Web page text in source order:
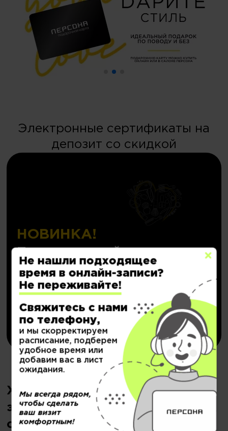
Электронные сертификаты на
депозит со скидкой
НОВИНКА!
с кешбэком до20.000₽
Подробнее..
Купить
Хотите сделать мужскую
эпиляцию, но еще не
определились?
Не нашли подходящее
время в онлайн-записи?
Не переживайте!
Свяжитесь с нами
по телефону,
и мы скорректируем
расписание, подберем
удобное время или
добавим вас в лист
ожидания.
Мы всегда рядом,
чтобы сделать
ваш визит
комфортным!